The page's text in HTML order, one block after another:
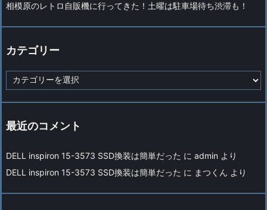
相模原のレトロ自販機に行ってきた！土曜は駐車場待ち渋滞も！
カテゴリー
テ
ー
最近のコメント
DELL inspiron 15-3573 SSD換装は簡単だった に admin より
DELL inspiron 15-3573 SSD換装は簡単だった に まつくん より